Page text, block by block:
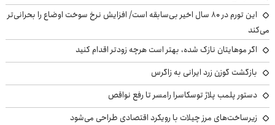
این تورم در ۸۰ سال اخیر بی‌سابقه است/ افزایش نرخ سوخت اوضاع را بحرانی‌تر
می‌کند
اگر موهایتان نازک شده، بهتر است هرچه زودتر اقدام کنید
بازگشت گوزن زرد ایرانی به زاگرس
دستور پلمب پلاژ توسکاسرا رامسر تا رفع نواقص
زیرساخت‌های مرز چیلات با رویکرد اقتصادی طراحی می‌شود